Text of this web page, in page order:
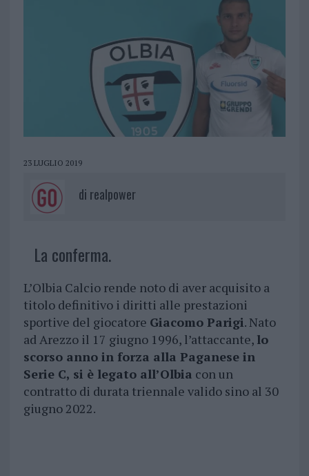
23 LUGLIO 2019
di realpower
La conferma.
L’Olbia Calcio rende noto di aver acquisito a
titolo definitivo i diritti alle prestazioni
sportive del giocatore Giacomo Parigi. Nato
ad Arezzo il 17 giugno 1996, l’attaccante, lo
scorso anno in forza alla Paganese in
Serie C, si è legato all’Olbia con un
contratto di durata triennale valido sino al 30
giugno 2022.